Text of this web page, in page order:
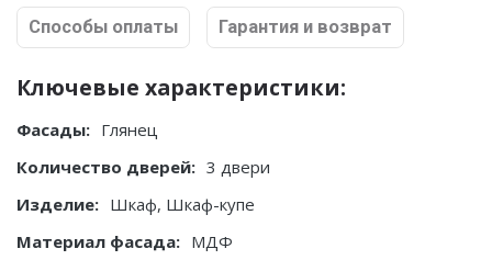
Способы оплаты Гарантия и возврат
Ключевые характеристики:
Фасады: Глянец
Количество дверей: 3 двери
Изделие: Шкаф, Шкаф-купе
Материал фасада: МДФ